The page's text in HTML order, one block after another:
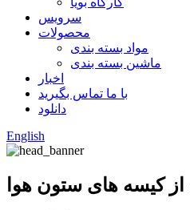
سرویس
محصولات
مواد بسته بندی
ماشین بسته بندی
اخبار
با ما تماس بگیرید
دانلود
English
از کیسه های ستون هوا